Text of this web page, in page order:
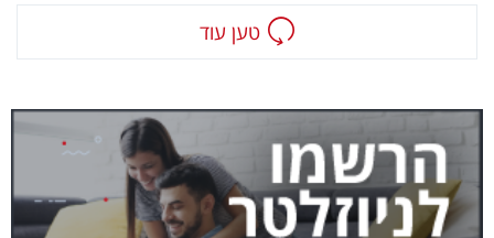
טען עוד